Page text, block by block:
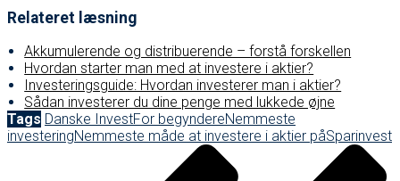
Relateret læsning
Akkumulerende og distribuerende – forstå forskellen
Hvordan starter man med at investere i aktier?
Investeringsguide: Hvordan investerer man i aktier?
Sådan investerer du dine penge med lukkede øjne
Tags Danske InvestFor begyndereNemmeste
investeringNemmeste måde at investere i aktier påSparinvest